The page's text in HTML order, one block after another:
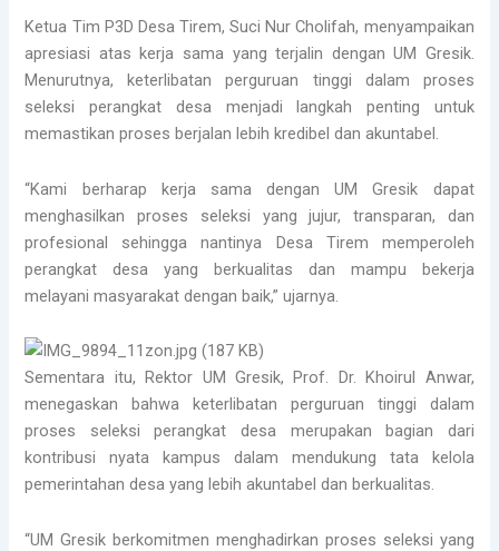
Ketua Tim P3D Desa Tirem, Suci Nur Cholifah, menyampaikan
apresiasi atas kerja sama yang terjalin dengan UM Gresik.
Menurutnya, keterlibatan perguruan tinggi dalam proses
seleksi perangkat desa menjadi langkah penting untuk
memastikan proses berjalan lebih kredibel dan akuntabel.
“Kami berharap kerja sama dengan UM Gresik dapat
menghasilkan proses seleksi yang jujur, transparan, dan
profesional sehingga nantinya Desa Tirem memperoleh
perangkat desa yang berkualitas dan mampu bekerja
melayani masyarakat dengan baik,” ujarnya.
Sementara itu, Rektor UM Gresik, Prof. Dr. Khoirul Anwar,
menegaskan bahwa keterlibatan perguruan tinggi dalam
proses seleksi perangkat desa merupakan bagian dari
kontribusi nyata kampus dalam mendukung tata kelola
pemerintahan desa yang lebih akuntabel dan berkualitas.
“UM Gresik berkomitmen menghadirkan proses seleksi yang